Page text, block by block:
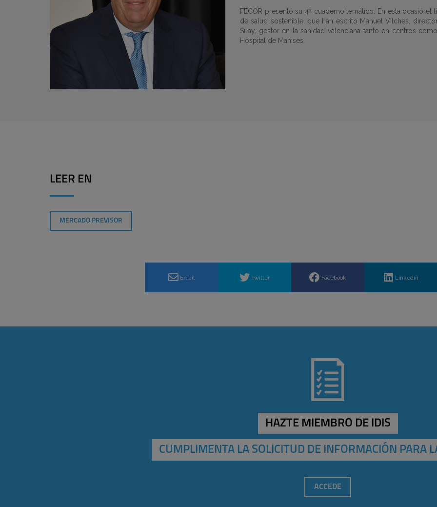
FECOR presentó su 4º cuaderno temático. En esta ocasió
de salud sostenible, que han escrito Manuel Vilches,
Suay, gestor en la sanidad valenciana tanto en centros
Hospital de Manises.
LEER EN
MERCADO PREVISOR
Email Twitter Facebook Linkedin
HAZTE MIEMBRO DE IDIS
CUMPLIMENTA LA SOLICITUD DE INFORMACIÓN PARA
ACCEDE